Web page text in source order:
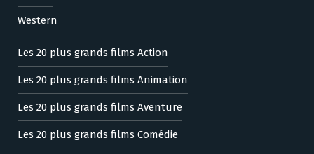
Western
Les 20 plus grands films Action
Les 20 plus grands films Animation
Les 20 plus grands films Aventure
Les 20 plus grands films Comédie